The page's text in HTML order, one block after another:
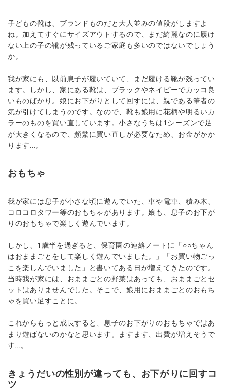
子どもの靴は、ブランドものだと大人並みの値段がしますよ
ね。加えてすぐにサイズアウトするので、まだ綺麗なのに履け
ない上の子の靴が残っているご家庭も多いのではないでしょう
か。
我が家にも、以前息子が履いていて、まだ履ける靴が残ってい
ます。しかし、家にある靴は、ブラックやネイビーでカッコ良
いものばかり。娘にお下がりとして回すには、親である筆者の
気が引けてしまうのです。なので、靴も娘用に花柄や明るいカ
ラーのものを買い直しています。小さなうちは1シーズンで足
が大きくなるので、頻繁に買い直しが必要なため、お金がかか
ります...。
おもちゃ
我が家には息子が小さな頃に遊んでいた、車や電車、積み木、
コロコロタワー等のおもちゃがあります。娘も、息子のお下が
りのおもちゃで楽しく遊んでいます。
しかし、1歳半を過ぎると、保育園の連絡ノートに「○○ちゃん
はおままごとをして楽しく遊んでいました。」「お買い物ごっ
こを楽しんでいました」と書いてある日が増えてきたのです。
当時我が家には、おままごとの野菜はあっても、おままごとセ
ットはありませんでした。そこで、娘用におままごとのおもち
ゃを買い足すことに。
これからもっと成長すると、息子のお下がりのおもちゃではあ
まり遊ばないのかなと思います。ますます、出費が増えそうで
す…。
きょうだいの性別が違っても、お下がりに回すコ
ツ